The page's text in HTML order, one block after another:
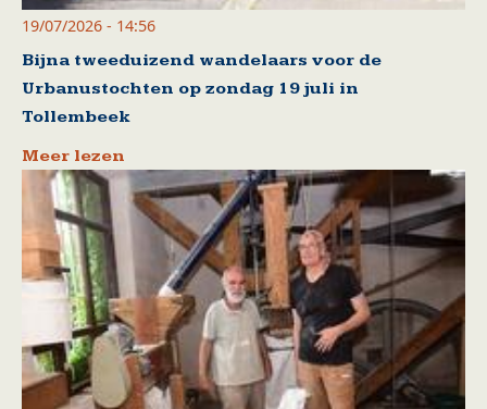
19/07/2026 - 14:56
Bijna tweeduizend wandelaars voor de
Urbanustochten op zondag 19 juli in
Tollembeek
Meer lezen